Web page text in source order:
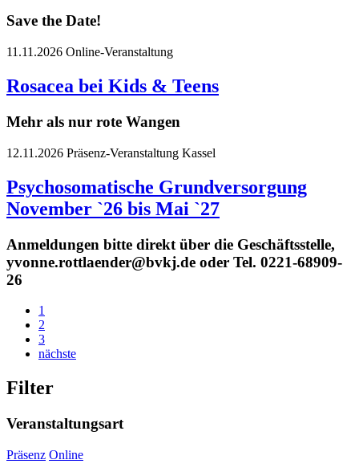
Save the Date!
11.11.2026 Online-Veranstaltung
Rosacea bei Kids & Teens
Mehr als nur rote Wangen
12.11.2026 Präsenz-Veranstaltung Kassel
Psychosomatische Grundversorgung
November `26 bis Mai `27
Anmeldungen bitte direkt über die Geschäftsstelle,
yvonne.rottlaender@bvkj.de oder Tel. 0221-68909-
26
1
2
3
nächste
Filter
Veranstaltungsart
Präsenz Online